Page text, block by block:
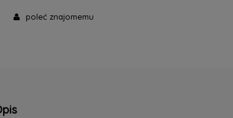
poleć znajomemu